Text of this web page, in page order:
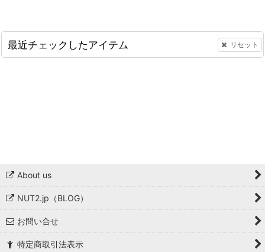
最近チェックしたアイテム リセット
About us
NUT2.jp（BLOG）
お問い合せ
特定商取引法表示